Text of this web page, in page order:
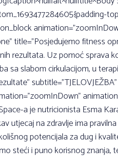
title=”Posjedujemo fitness
rezultata. Uz pomoć sprava
sa slabom cirkulacijom, u
subtitle=”TJELOVJEŽBA”
a je nutricionista Esma
utjecaj na zdravlje ima
potencijala za dug i
steći i puno korisnog znanja,